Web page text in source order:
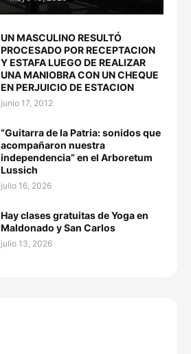
UN MASCULINO RESULTÓ
PROCESADO POR RECEPTACION
Y ESTAFA LUEGO DE REALIZAR
UNA MANIOBRA CON UN CHEQUE
EN PERJUICIO DE ESTACION
junio 17, 2012
“Guitarra de la Patria: sonidos que
acompañaron nuestra
independencia” en el Arboretum
Lussich
julio 16, 2026
Hay clases gratuitas de Yoga en
Maldonado y San Carlos
julio 13, 2026